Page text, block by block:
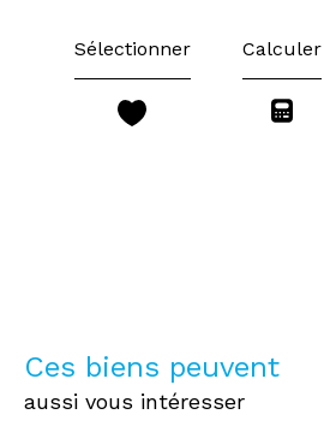
Sélectionner Calculer
Ces biens peuvent
aussi vous intéresser